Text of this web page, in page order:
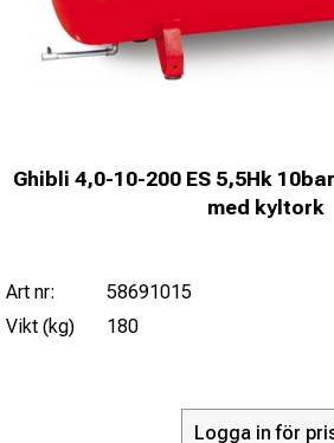
Ghibli 4,0-10-200 ES 5,5Hk
med kyltork
Art nr:
58691015
Vikt (kg)
180
Logga in för